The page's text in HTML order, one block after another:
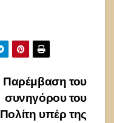
Παρέμβαση του
συνηγόρου του
Πολίτη υπέρ της